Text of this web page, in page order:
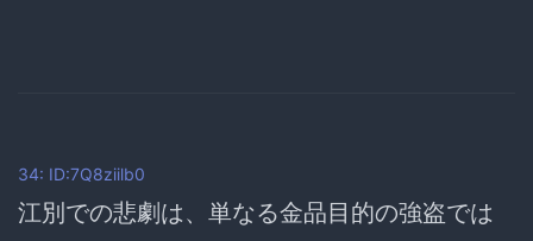
34: ID:7Q8ziilb0
江別での悲劇は、単なる金品目的の強盗では